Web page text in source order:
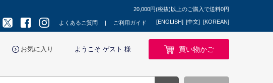
20,000円(税抜)以上のご購入で送料0円
よくあるご質問 ご利用ガイド [ENGLISH] [中文] [KOREAN]
お気に入り ようこそ ゲスト 様 買い物かご